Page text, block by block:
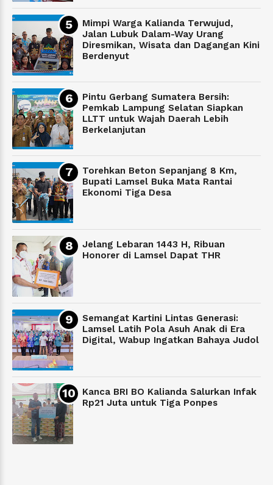
Mimpi Warga Kalianda Terwujud,
Jalan Lubuk Dalam-Way Urang
Diresmikan, Wisata dan Dagangan Kini
Berdenyut
Pintu Gerbang Sumatera Bersih:
Pemkab Lampung Selatan Siapkan
LLTT untuk Wajah Daerah Lebih
Berkelanjutan
Torehkan Beton Sepanjang 8 Km,
Bupati Lamsel Buka Mata Rantai
Ekonomi Tiga Desa
Jelang Lebaran 1443 H, Ribuan
Honorer di Lamsel Dapat THR
Semangat Kartini Lintas Generasi:
Lamsel Latih Pola Asuh Anak di Era
Digital, Wabup Ingatkan Bahaya Judol
Kanca BRI BO Kalianda Salurkan Infak
Rp21 Juta untuk Tiga Ponpes